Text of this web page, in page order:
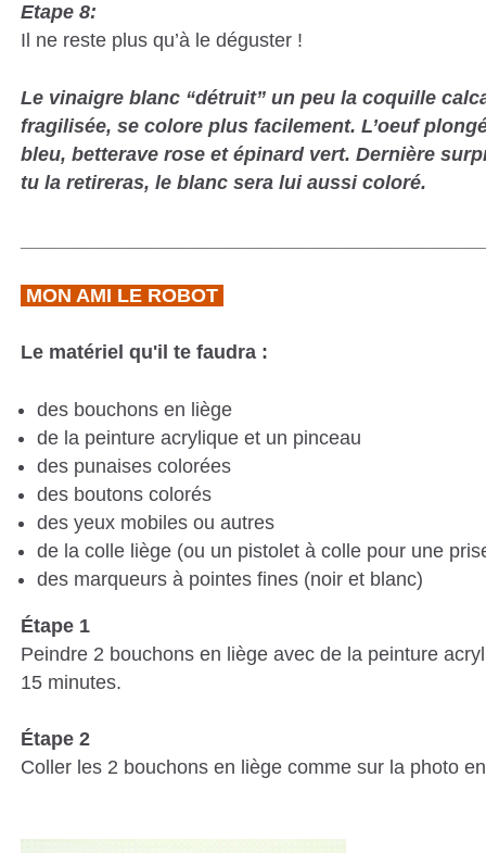
Etape 8:
Il ne reste plus qu’à le déguster !
Le vinaigre blanc “détruit” un peu la coquille
fragilisée, se colore plus facilement. L’oeuf
bleu, betterave rose et épinard vert. Dernière
tu la retireras, le blanc sera lui aussi coloré.
MON AMI LE ROBOT
Le matériel qu'il te faudra :
des bouchons en liège
de la peinture acrylique et un pinceau
des punaises colorées
des boutons colorés
des yeux mobiles ou autres
de la colle liège (ou un pistolet à colle pour une
des marqueurs à pointes fines (noir et blanc)
Étape 1
Peindre 2 bouchons en liège avec de la peinture
15 minutes.
Étape 2
Coller les 2 bouchons en liège comme sur la photo